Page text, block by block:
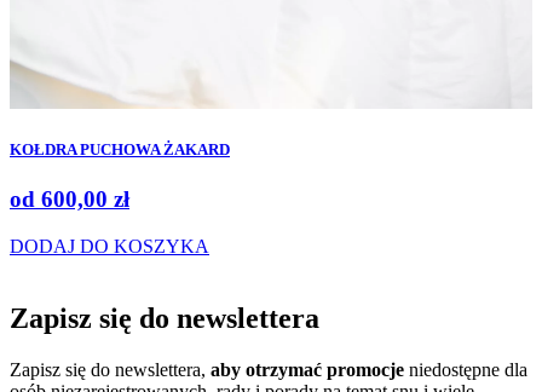
KOŁDRA PUCHOWA ŻAKARD
od 600,00 zł
DODAJ DO KOSZYKA
Zapisz się do newslettera
Zapisz się do newslettera, aby otrzymać promocje niedostępne dla